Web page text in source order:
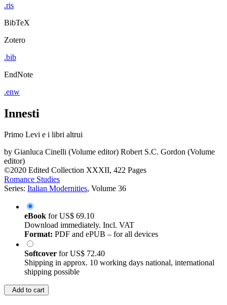
.ris
BibTeX
Zotero
.bib
EndNote
.enw
Innesti
Primo Levi e i libri altrui
by Gianluca Cinelli (Volume editor) Robert S.C. Gordon (Volume
editor)
©2020 Edited Collection XXXII, 422 Pages
Romance Studies
Series: Italian Modernities, Volume 36
eBook forUS$ 69.10
Download immediately. Incl. VAT
Format: PDF and ePUB – for all devices
Softcover forUS$ 72.40
Shipping in approx. 10 working days national, international
shipping possible
Add to cart